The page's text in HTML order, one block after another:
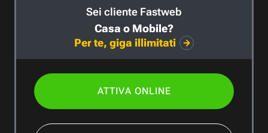
Sei cliente Fastweb
Casa o Mobile?
Per te, giga illimitati
ATTIVA ONLINE